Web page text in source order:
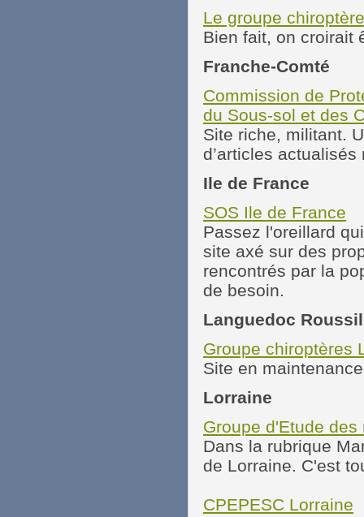
Le groupe
Bien fait, on
Franche-Comté
Commission de
du Sous-sol et des
Site riche, militant.
d’articles
Ile de France
SOS Ile de France
Passez l'oreillard
site axé sur des
rencontrés par la
de besoin.
Languedoc
Groupe chiroptères
Site en
Lorraine
Groupe d'Etude
Dans la rubrique
de Lorraine. C'est
CPEPESC Lorraine